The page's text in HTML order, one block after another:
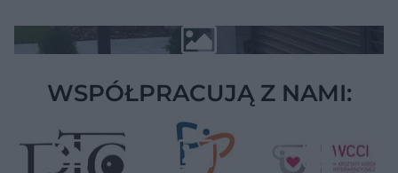
WSPÓŁPRACUJĄ Z NAMI: